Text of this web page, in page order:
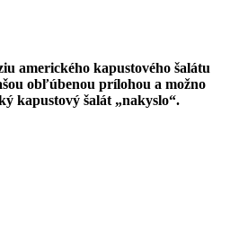
amerického kapustového šalátu
obľúbenou prílohou a možno
kapustový šalát „nakyslo“.